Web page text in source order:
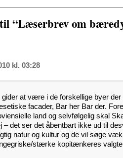
“Læserbrev om
kl. 03:28
at være i de forskellige byer der
facader, Bar her Bar der.
land og selvfølgelig skal
– det ser det åbentbart ikke ud til
natur og kultur og de vil søge
stærke kopitænkeres